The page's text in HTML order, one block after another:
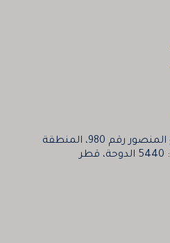
مبني رقم 8، شارع المنصور رقم 980، المنطقة